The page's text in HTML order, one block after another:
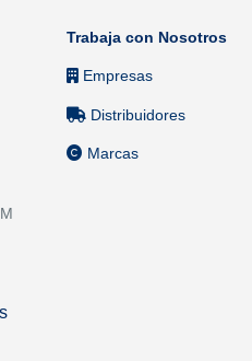
Trabaja con Nosotros
Empresas
Distribuidores
Marcas